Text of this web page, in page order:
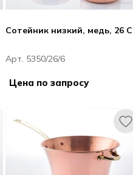
Сотейник низкий, медь, 26
Арт. 5350/26/6
Цена по запросу